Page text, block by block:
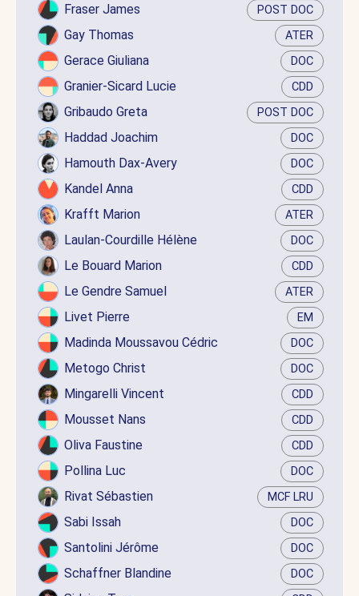
Fraser James POST DOC
Gay Thomas ATER
Gerace Giuliana DOC
Granier-Sicard Lucie CDD
Gribaudo Greta POST DOC
Haddad Joachim DOC
Hamouth Dax-Avery DOC
Kandel Anna CDD
Krafft Marion ATER
Laulan-Courdille Hélène DOC
Le Bouard Marion CDD
Le Gendre Samuel ATER
Livet Pierre EM
Madinda Moussavou Cédric DOC
Metogo Christ DOC
Mingarelli Vincent CDD
Mousset Nans CDD
Oliva Faustine CDD
Pollina Luc DOC
Rivat Sébastien MCF LRU
Sabi Issah DOC
Santolini Jérôme DOC
Schaffner Blandine DOC